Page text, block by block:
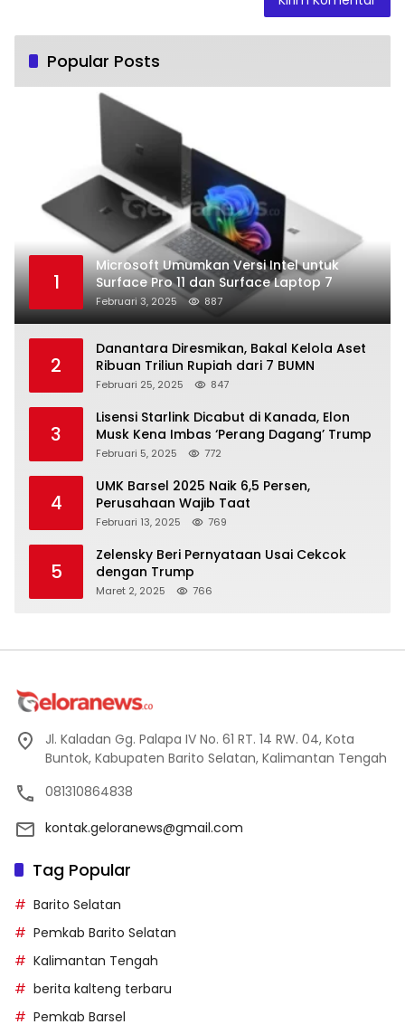
Popular Posts
1
Microsoft Umumkan Versi Intel untuk
Surface Pro 11 dan Surface Laptop 7
Februari 3, 2025 887
2
Danantara Diresmikan, Bakal Kelola Aset
Ribuan Triliun Rupiah dari 7 BUMN
Februari 25, 2025 847
3
Lisensi Starlink Dicabut di Kanada, Elon
Musk Kena Imbas ‘Perang Dagang’ Trump
Februari 5, 2025 772
4
UMK Barsel 2025 Naik 6,5 Persen,
Perusahaan Wajib Taat
Februari 13, 2025 769
5
Zelensky Beri Pernyataan Usai Cekcok
dengan Trump
Maret 2, 2025 766
Jl. Kaladan Gg. Palapa IV No. 61 RT. 14 RW. 04, Kota
Buntok, Kabupaten Barito Selatan, Kalimantan Tengah
081310864838
kontak.geloranews@gmail.com
Tag Popular
Barito Selatan
Pemkab Barito Selatan
Kalimantan Tengah
berita kalteng terbaru
Pemkab Barsel